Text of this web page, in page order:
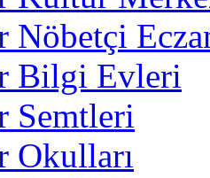
Nöbetçi
Bilgi Evleri
Semtleri
Okulları